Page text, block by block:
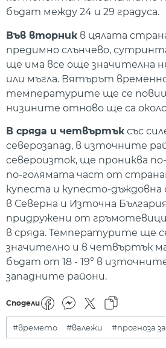
бъдат между 24 и 29 градуса.
Във вторник в цялата
предимно слънчево,
ще има все още значителна
или мъгла. Вятърът
температурите ще се
низините отново ще са около
В сряда и четвъртък със
северозапад, в източните
североизток, ще прониква по-
по-голямата част от
купеста и купесто-дъждовна
в Северна и Източна
придружени от
в сряда. Температурите ще
значително и в четвъртък
бъдат от 18 - 19° в източните
западните райони.
Сподели
#времето #валежи #прогноза